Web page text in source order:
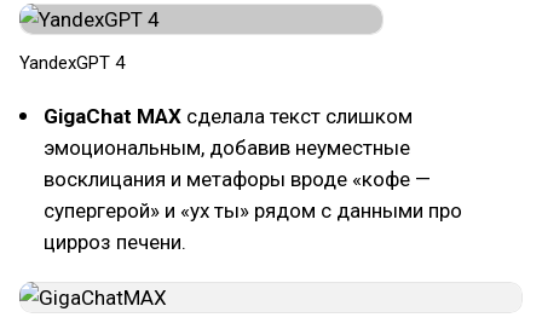
YandexGPT 4
GigaChat MAX сделала текст слишком
эмоциональным, добавив неуместные
восклицания и метафоры вроде «кофе —
супергерой» и «ух ты» рядом с данными про
цирроз печени.